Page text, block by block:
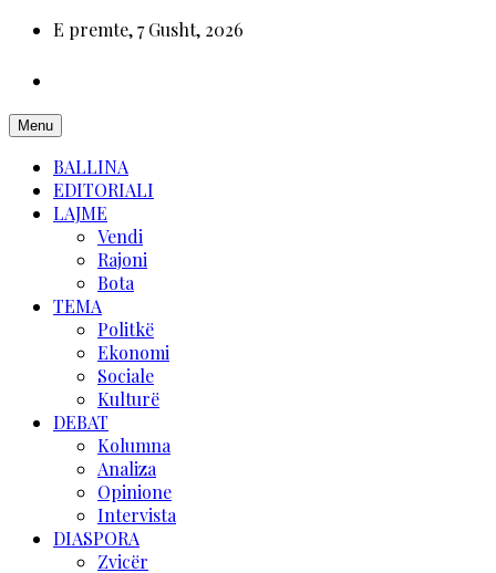
E premte, 7 Gusht, 2026
Menu
BALLINA
EDITORIALI
LAJME
Vendi
Rajoni
Bota
TEMA
Politkë
Ekonomi
Sociale
Kulturë
DEBAT
Kolumna
Analiza
Opinione
Intervista
DIASPORA
Zvicër